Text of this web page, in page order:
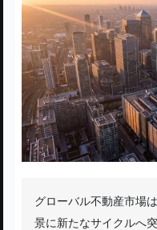
グローバル不動産市場
景に新たなサイクルへ